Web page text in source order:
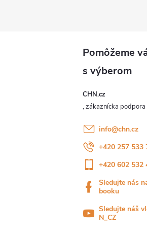
CHN.cz
info@chn.cz
+420 257 533
+420 602 532
Sledujte nás
booku
Sledujte náš
N_CZ